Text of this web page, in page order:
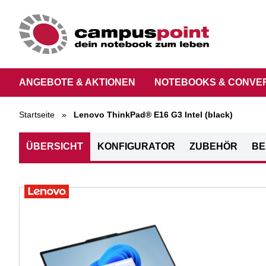
ANGEBOTE & AKTIONEN NOTEBOOKS &
Startseite » Lenovo ThinkPad® E16 G3 Intel (black)
ÜBERSICHT KONFIGURATOR ZUBEHÖR